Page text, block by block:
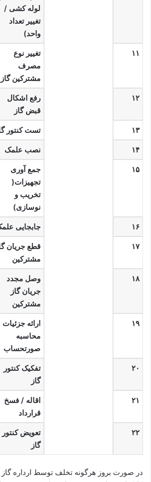
لوله کشی /
تغییر تعداد
واحد)
۱۱
تغییر نوع
مصرف
مشترکین گاز
۱۲
رفع اشکال
قبض گاز
۱۳ تست کنتور
۱۴ نصب علمک
۱۵
جمع آوری
تجهیزات(
تخریب و
نوسازی)
۱۶ جابجایی
۱۷
قطع جریان
مشترکین
۱۸
وصل مجدد
جریان گاز
مشترکین
۱۹
ارائه جزئیات
محاسبه
صورتحساب
۲۰
تفکیک کنتور
گاز
۲۱
اقاله / فسخ
قرارداد
۲۲
تعویض کنتور
گاز
در صورت بروز هرگونه تخلف توسط ارداره گاز